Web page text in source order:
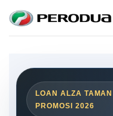
content
LOAN ALZA
PROMOSI 2026